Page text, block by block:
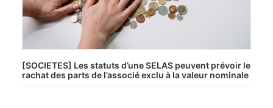
[SOCIETES] Les statuts d’une SELAS peuvent prévoir le
rachat des parts de l’associé exclu à la valeur nominale